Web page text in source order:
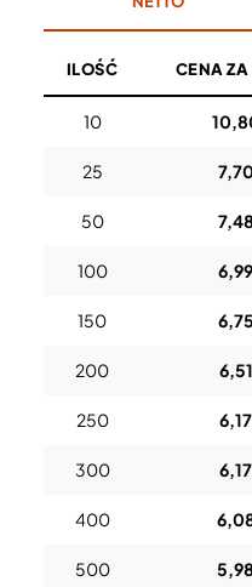
ILOŚĆ CENA ZA
10
25
50
100
150
200
250
300
400
500